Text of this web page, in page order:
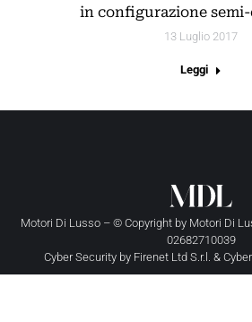
in configurazione
13 Luglio 2017
Leggi
Motori Di Lusso – © Copyright by Motori Di
02682710039
Cyber Security by Firenet Ltd S.r.l. &